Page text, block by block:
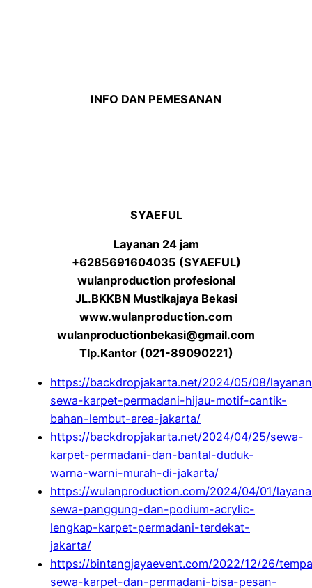
INFO DAN PEMESANAN
SYAEFUL
Layanan 24 jam
+6285691604035 (SYAEFUL)
wulanproduction profesional
JL.BKKBN Mustikajaya Bekasi
www.wulanproduction.com
wulanproductionbekasi@gmail.com
Tlp.Kantor (021-89090221)
https://backdropjakarta.net/2024/05/08/
sewa-karpet-permadani-hijau-motif-cantik-
bahan-lembut-area-jakarta/
https://backdropjakarta.net/2024/04/25/sewa-
karpet-permadani-dan-bantal-duduk-
warna-warni-murah-di-jakarta/
https://wulanproduction.com/2024/04/01/
sewa-panggung-dan-podium-acrylic-
lengkap-karpet-permadani-terdekat-
jakarta/
https://bintangjayaevent.com/2022/12/26/
sewa-karpet-dan-permadani-bisa-pesan-